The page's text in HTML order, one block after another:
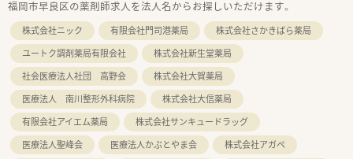
福岡市早良区の薬剤師求人を法人名からお探しいただけます。
株式会社ニック 有限会社門司港薬局
株式会社さかきばら薬局
ユートク調剤薬局有限会社
株式会社新生堂薬局
社会医療法人社団 高野会
株式会社大賀薬局
医療法人 南川整形外科病院
株式会社大信薬局
有限会社アイエム薬局
株式会社サンキュードラッグ
医療法人聖峰会
医療法人かぶとやま会
株式会社アガペ